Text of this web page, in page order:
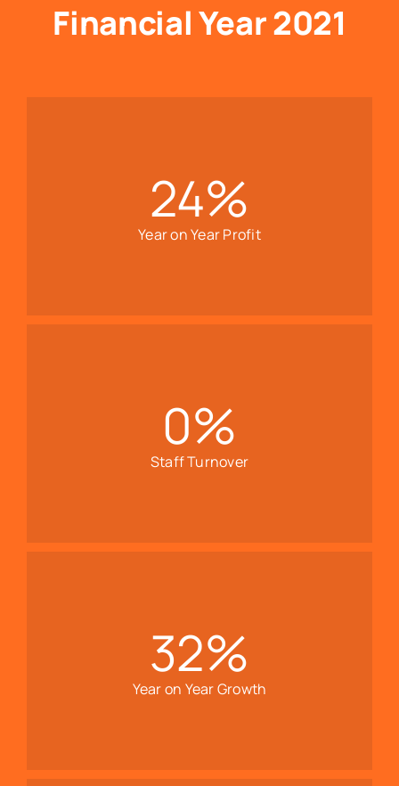
Financial Year 2021
24%
Year on Year Profit
0%
Staff Turnover
32%
Year on Year Growth